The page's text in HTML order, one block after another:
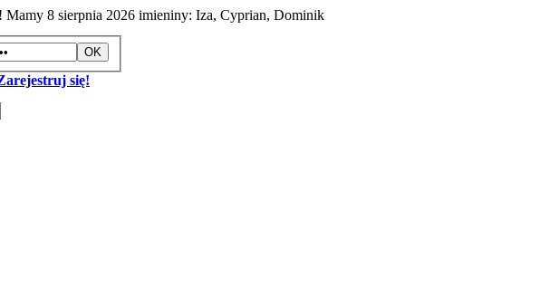
Mamy 8 sierpnia 2026 imieniny: Iza, Cyprian, Dominik
się!